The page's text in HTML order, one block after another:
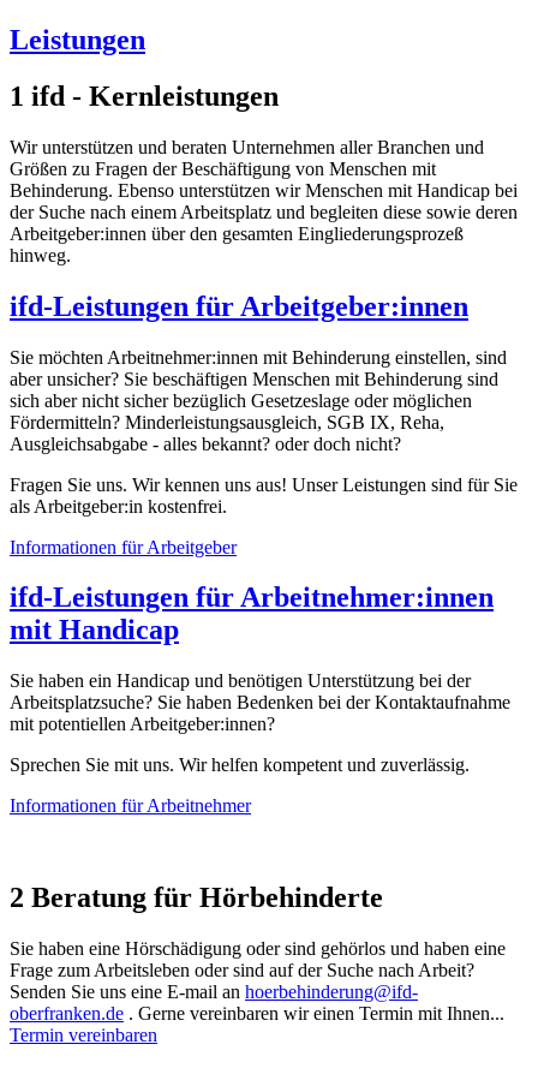
Leistungen
1 ifd - Kernleistungen
Wir unterstützen und beraten Unternehmen aller Branchen und
Größen zu Fragen der Beschäftigung von Menschen mit
Behinderung. Ebenso unterstützen wir Menschen mit Handicap bei
der Suche nach einem Arbeitsplatz und begleiten diese sowie deren
Arbeitgeber:innen über den gesamten Eingliederungsprozeß
hinweg.
ifd-Leistungen für Arbeitgeber:innen
Sie möchten Arbeitnehmer:innen mit Behinderung einstellen, sind
aber unsicher? Sie beschäftigen Menschen mit Behinderung sind
sich aber nicht sicher bezüglich Gesetzeslage oder möglichen
Fördermitteln? Minderleistungsausgleich, SGB IX, Reha,
Ausgleichsabgabe - alles bekannt? oder doch nicht?
Fragen Sie uns. Wir kennen uns aus! Unser Leistungen sind für Sie
als Arbeitgeber:in kostenfrei.
Informationen für Arbeitgeber
ifd-Leistungen für Arbeitnehmer:innen
mit Handicap
Sie haben ein Handicap und benötigen Unterstützung bei der
Arbeitsplatzsuche? Sie haben Bedenken bei der Kontaktaufnahme
mit potentiellen Arbeitgeber:innen?
Sprechen Sie mit uns. Wir helfen kompetent und zuverlässig.
Informationen für Arbeitnehmer
2 Beratung für Hörbehinderte
Sie haben eine Hörschädigung oder sind gehörlos und haben eine
Frage zum Arbeitsleben oder sind auf der Suche nach Arbeit?
Senden Sie uns eine E-mail an hoerbehinderung@ifd-
oberfranken.de . Gerne vereinbaren wir einen Termin mit Ihnen...
Termin vereinbaren